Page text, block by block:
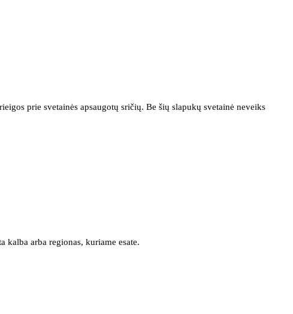
prie svetainės apsaugotų sričių. Be šių slapukų svetainė neveiks
arba regionas, kuriame esate.